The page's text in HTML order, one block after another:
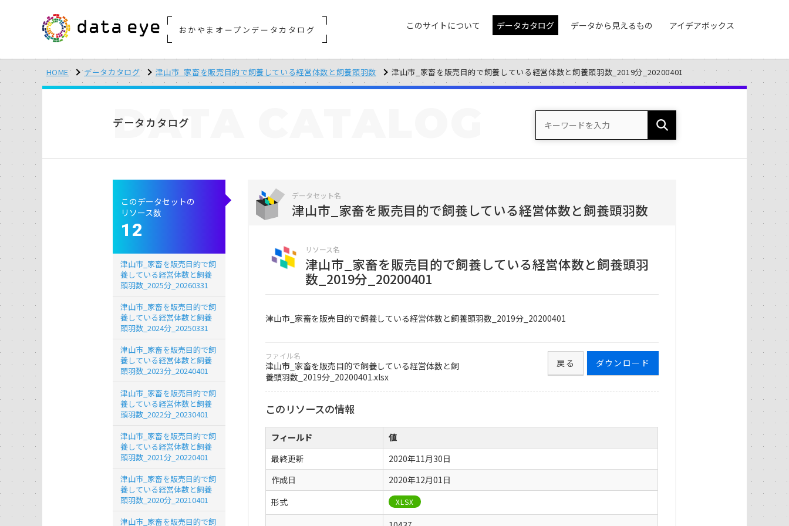
おかやまオープンデータカタログ このサイトについて データカタログ データから見えるもの アイデアボックス
HOME データカタログ 津山市_家畜を販売目的で飼養している経営体数と飼養頭羽数 津山市_家畜を販売目的で飼養している経営体数と飼養頭羽数_2019分_20200401
データカタログ
DATA
データセット名
津山市_家畜を販売目的で飼養している経営体数と飼養頭羽数
リソース名
津山市_家畜を販売目的で飼養している経営体数と飼養頭羽
数_2019分_20200401
津山市_家畜を販売目的で飼養している経営体数と飼養頭羽数_2019分_20200401
ファイル名
津山市_家畜を販売目的で飼養している経営体数と飼
養頭羽数_2019分_20200401.xlsx
ダウンロード
戻る
このリソースの情報
フィールド
値
最終更新
2020年11月30日
作成日
2020年12月01日
形式
XLSX
このデータセットの
リソース数
12
津山市_家畜を販売目的で飼
養している経営体数と飼養
頭羽数_2025分_20260331
津山市_家畜を販売目的で飼
養している経営体数と飼養
頭羽数_2024分_20250331
津山市_家畜を販売目的で飼
養している経営体数と飼養
頭羽数_2023分_20240401
津山市_家畜を販売目的で飼
養している経営体数と飼養
頭羽数_2022分_20230401
津山市_家畜を販売目的で飼
養している経営体数と飼養
頭羽数_2021分_20220401
津山市_家畜を販売目的で飼
養している経営体数と飼養
頭羽数_2020分_20210401
津山市_家畜を販売目的で飼